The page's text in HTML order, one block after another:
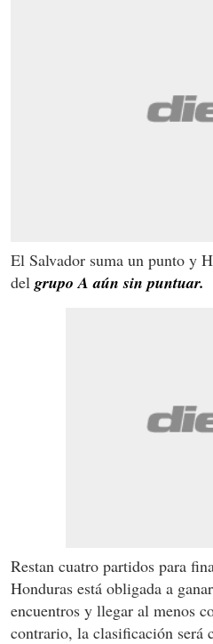
El Salvador suma un punto y
del grupo A aún sin puntuar.
Restan cuatro partidos para
Honduras está obligada a
encuentros y llegar al menos
contrario, la clasificación será